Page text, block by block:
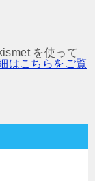
を使って
はこちらをご覧